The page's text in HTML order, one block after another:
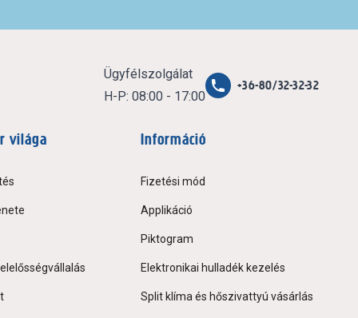
Ügyfélszolgálat
H-P: 08:00 - 17:00
+36-80/32-32-32
világa Információ
Fizetési mód
Applikáció
Piktogram
Elektronikai hulladék kezelés
Split klíma és hőszivattyú vásárlás